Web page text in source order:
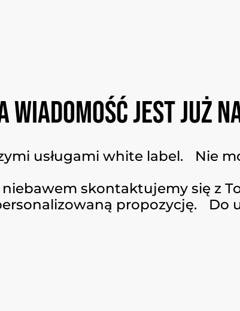
wiadomość jest już
usługami white label. Nie
skontaktujemy się z
propozycję. Do